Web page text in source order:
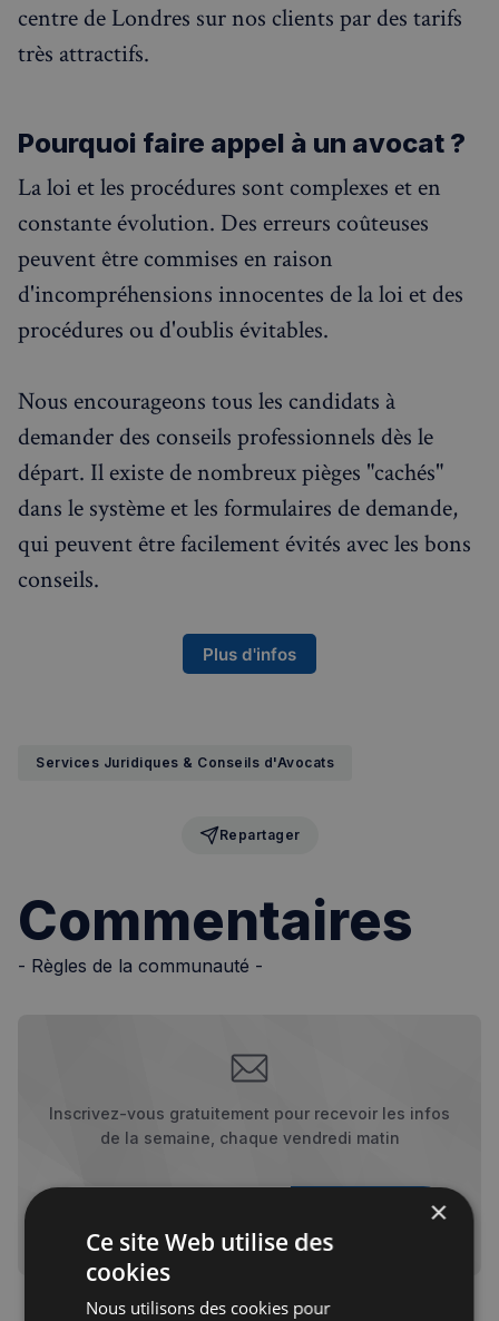
centre de Londres sur nos clients par des tarifs
très attractifs.
Pourquoi faire appel à un avocat ?
La loi et les procédures sont complexes et en
constante évolution. Des erreurs coûteuses
peuvent être commises en raison
d'incompréhensions innocentes de la loi et des
procédures ou d'oublis évitables.
Nous encourageons tous les candidats à
demander des conseils professionnels dès le
départ. Il existe de nombreux pièges "cachés"
dans le système et les formulaires de demande,
qui peuvent être facilement évités avec les bons
conseils.
Plus d'infos
Services Juridiques & Conseils d'Avocats
Repartager
Commentaires
- Règles de la communauté -
Inscrivez-vous gratuitement pour recevoir les infos
de la semaine, chaque vendredi matin
×
Ce site Web utilise des
cookies
Nous utilisons des cookies pour